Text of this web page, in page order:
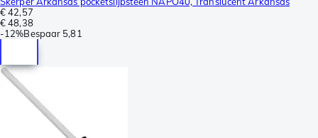
€ 42,57
€ 48,38
-12%Bespaar 5,81